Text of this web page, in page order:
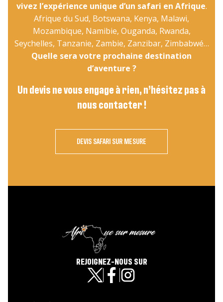
vivez l’expérience unique d’un safari en Afrique.
Afrique du Sud, Botswana, Kenya, Malawi,
Mozambique, Namibie, Ouganda, Rwanda,
Seychelles, Tanzanie, Zambie, Zanzibar, Zimbabwé…
Quelle sera votre prochaine destination
d’aventure ?
Un devis ne vous engage à rien, n’hésitez pas à
nous contacter !
DEVIS SAFARI SUR MESURE
REJOIGNEZ-NOUS SUR